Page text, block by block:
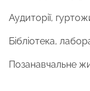
Аудиторії,
Бібліотека,
Позанавчальне